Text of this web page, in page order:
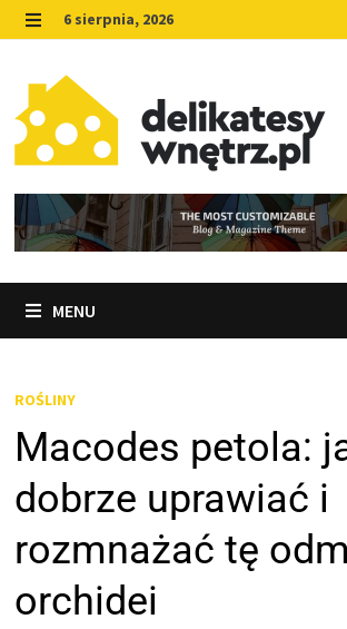
Skip
to
content
MENU
6 sierpnia, 2026
MENU
ROŚLINY
Macodes petola:
dobrze uprawiać i
rozmnażać tę
orchidei